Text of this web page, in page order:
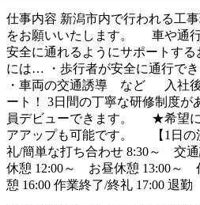
仕事内容 新潟市内で行われる工
をお願いいたします。 車や通
安全に通れるようにサポートす
には… ・歩行者が安全に通行で
・車両の交通誘導 など 入社後
ート！ 3日間の丁寧な研修制度が
員デビューできます。 ★希望に
アアップも可能です。 【1日の
礼/簡単な打ち合わせ 8:30～ 交
休憩 12:00～ お昼休憩 13:00～
憩 16:00 作業終了/終礼 17:00 退勤